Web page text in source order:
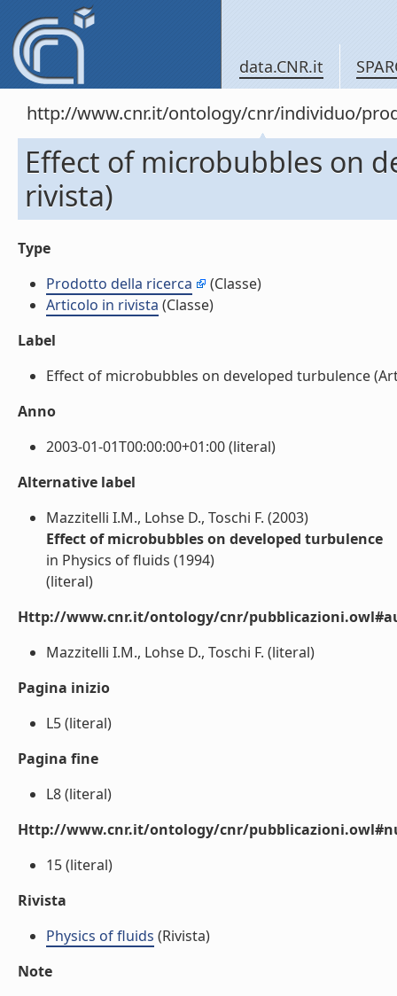
data.CNR.it
http://www.cnr.it/ontology/cnr/individuo/
Effect of microbubbles on
rivista)
Type
Prodotto della ricerca
(Classe)
Articolo in rivista (Classe)
Label
Effect of microbubbles on developed turbulence
Anno
2003-01-01T00:00:00+01:00 (literal)
Alternative label
Mazzitelli I.M., Lohse D., Toschi F. (2003)
Effect of microbubbles on developed turbulence
in Physics of fluids (1994)
(literal)
Http://www.cnr.it/ontology/cnr/
Mazzitelli I.M., Lohse D., Toschi F. (literal)
Pagina inizio
L5 (literal)
Pagina fine
L8 (literal)
Http://www.cnr.it/ontology/cnr/
15 (literal)
Rivista
Physics of fluids (Rivista)
Note